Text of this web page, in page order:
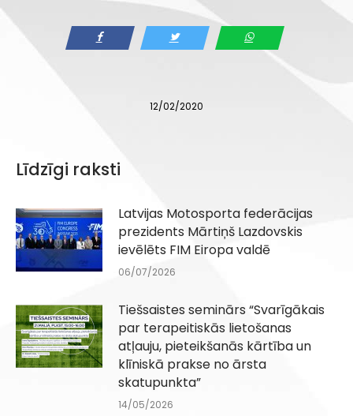
12/02/2020
Līdzīgi raksti
Latvijas Motosporta federācijas
prezidents Mārtiņš Lazdovskis
ievēlēts FIM Eiropa valdē
06/07/2026
Tiešsaistes seminārs “Svarīgākais
par terapeitiskās lietošanas
atļauju, pieteikšanās kārtība un
klīniskā prakse no ārsta
skatupunkta”
14/05/2026